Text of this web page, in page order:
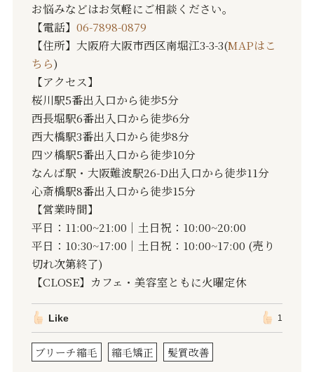
お悩みなどはお気軽にご相談ください。
【電話】 06-7898-0879
【住所】大阪府大阪市西区南堀江3-3-3(MAPはこ
ちら)
【アクセス】
桜川駅5番出入口から徒歩5分
西長堀駅6番出入口から徒歩6分
西大橋駅3番出入口から徒歩8分
四ツ橋駅5番出入口から徒歩10分
なんば駅・大阪難波駅26-D出入口から徒歩11分
心斎橋駅8番出入口から徒歩15分
【営業時間】
平日：11:00~21:00｜土日祝：10:00~20:00
平日：10:30~17:00｜土日祝：10:00~17:00 (売り
切れ次第終了)
【CLOSE】カフェ・美容室ともに火曜定休
Like 1
ブリーチ縮毛 縮毛矯正 髪質改善